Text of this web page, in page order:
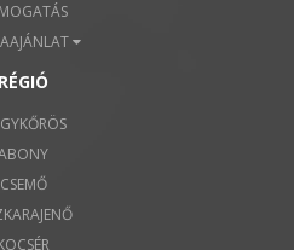
RÉGIÓ
CSEMŐ